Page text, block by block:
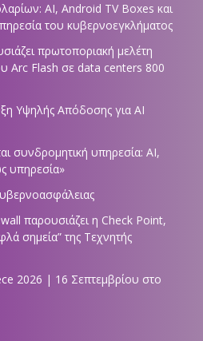
AI, Android TV Boxes και
του κυβερνοεγκλήματος
πρωτοποριακή μελέτη
Arc Flash σε data centers 800
Υψηλής Απόδοσης για AI
συνδρομητική υπηρεσία: AI,
υπηρεσία»
παρουσιάζει η Check Point,
σημεία” της Τεχνητής
2026 | 16 Σεπτεμβρίου στο